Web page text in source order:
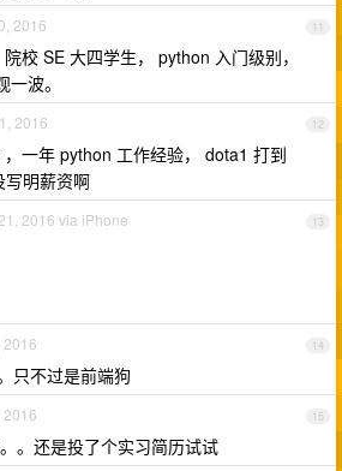
11
2016
校 SE 大四学生， python 入门级别，
波。
12
2016
一年 python 工作经验， dota1 打到
明薪资啊
13
2016 via iPhone
14
2016
只不过是前端狗
15
2016
。还是投了个实习简历试试